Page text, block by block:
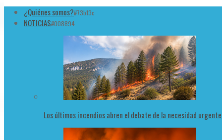
¿Quiénes somos?#73b13c
NOTICIAS#008894
Los últimos incendios abren el debate de la necesidad